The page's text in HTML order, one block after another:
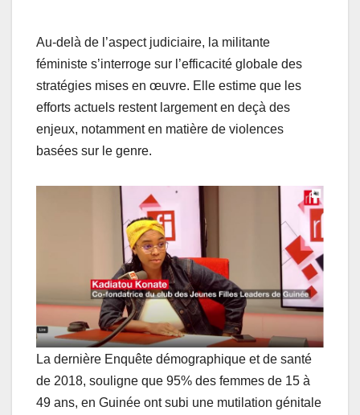
Au-delà de l’aspect judiciaire, la militante
féministe s’interroge sur l’efficacité globale des
stratégies mises en œuvre. Elle estime que les
efforts actuels restent largement en deçà des
enjeux, notamment en matière de violences
basées sur le genre.
La dernière Enquête démographique et de santé
de 2018, souligne que 95% des femmes de 15 à
49 ans, en Guinée ont subi une mutilation génitale